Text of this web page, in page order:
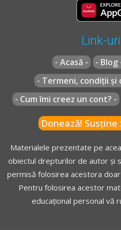
luneta ultimului vagon în
la vehiculul care tractează
remorcii în partea din spate
OUG* - Articolul 50
[...]
Viteza maximă admisă în
autovehiculele ai căror
an practică de conducere
efectuează pregătirea
permisului de conducere
viteza maximă admisă
parte autovehiculele conduse.
Link-
- Acasă - - Blog
- Termeni, condiții
- Cum îmi creez un cont? -
Donează!
Materialele prezentate pe
obiectul drepturilor de autor și
permisă folosirea acestora
Pentru folosirea acestor
educațional personal vă